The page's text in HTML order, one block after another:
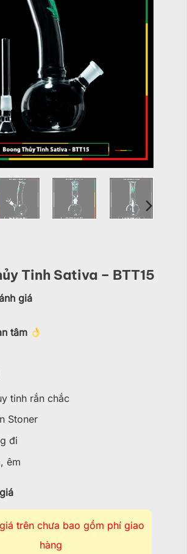
Tinh Sativa – BTT15
giá
tâm
tinh rắn chắc
Stoner
đi
êm
trên chưa bao gồm phí giao
hàng